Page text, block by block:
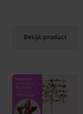
Bekijk product